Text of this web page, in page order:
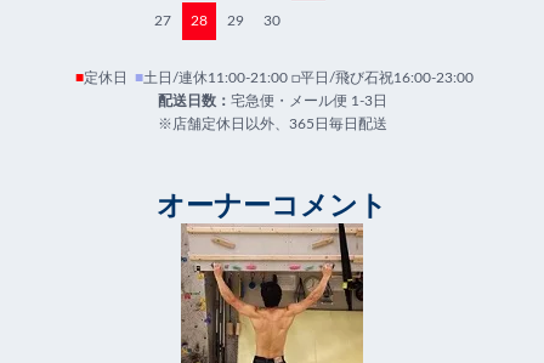
27 28 29 30
■定休日 ■土日/連休11:00-21:00 □平日/飛び石祝16:00-23:00
配送日数： 宅急便・メール便 1-3日
※店舗定休日以外、365日毎日配送
オーナーコメント